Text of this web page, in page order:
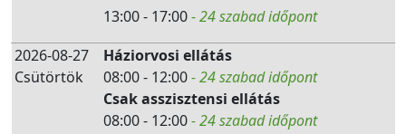
13:00 - 17:00- 24 szabad időpont
2026-08-27
Csütörtök
Háziorvosi ellátás
08:00 - 12:00- 24 szabad időpont
Csak asszisztensi ellátás
08:00 - 12:00- 24 szabad időpont